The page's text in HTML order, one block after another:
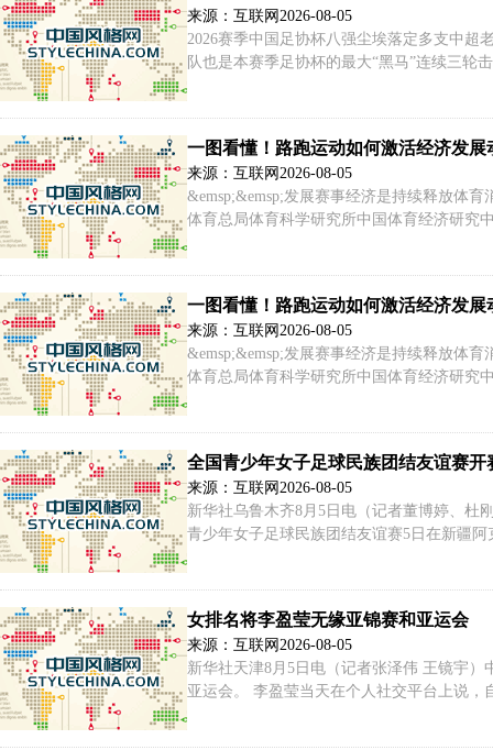
来源：互联网 2026-08-05
2026赛季中国足协杯八强尘埃落定多支中
队也是本赛季足协杯的最大“黑马”连续三轮
一图看懂！路跑运动如何激活经济发展
来源：互联网 2026-08-05
&emsp;&emsp;发展赛事经济是持续释放体
体育总局体育科学研究所中国体育经济研究
一图看懂！路跑运动如何激活经济发展
来源：互联网 2026-08-05
&emsp;&emsp;发展赛事经济是持续释放体
体育总局体育科学研究所中国体育经济研究
全国青少年女子足球民族团结友谊赛开
来源：互联网 2026-08-05
新华社乌鲁木齐8月5日电（记者董博婷、杜
青少年女子足球民族团结友谊赛5日在新疆
女排名将李盈莹无缘亚锦赛和亚运会
来源：互联网 2026-08-05
新华社天津8月5日电（记者张泽伟 王镜宇
亚运会。 李盈莹当天在个人社交平台上说